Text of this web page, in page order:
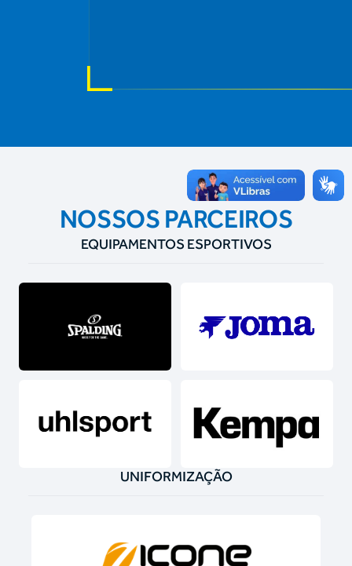
NOSSOS PARCEIROS
EQUIPAMENTOS ESPORTIVOS
UNIFORMIZAÇÃO